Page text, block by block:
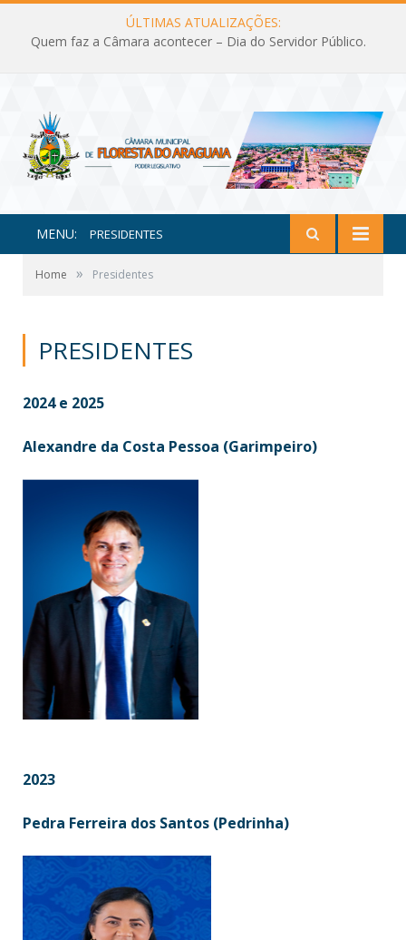
ÚLTIMAS ATUALIZAÇÕES:
Quem faz a Câmara acontecer – Dia do Servidor Público.
MENU: PRESIDENTES
Home » Presidentes
PRESIDENTES
2024 e 2025
Alexandre da Costa Pessoa (Garimpeiro)
2023
Pedra Ferreira dos Santos (Pedrinha)